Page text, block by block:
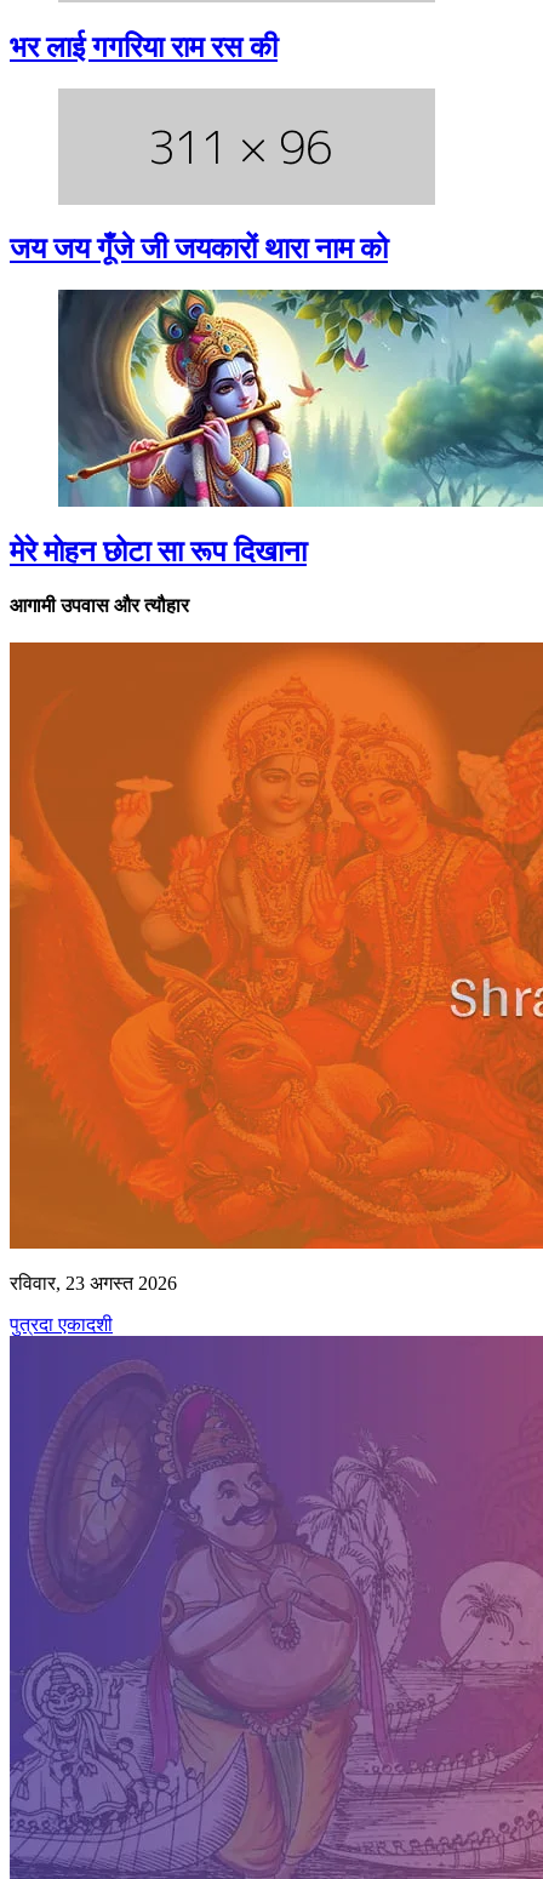
भर लाई गगरिया राम रस की
जय जय गूँजे जी जयकारों थारा नाम को
मेरे मोहन छोटा सा रूप दिखाना
आगामी उपवास और त्यौहार
रविवार, 23 अगस्त 2026
पुत्रदा एकादशी